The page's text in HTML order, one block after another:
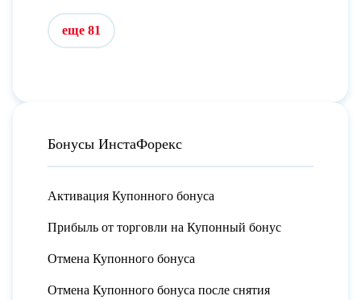
еще 81
Бонусы ИнстаФорекс
Активация Купонного бонуса
Прибыль от торговли на Купонный бонус
Отмена Купонного бонуса
Отмена Купонного бонуса после снятия